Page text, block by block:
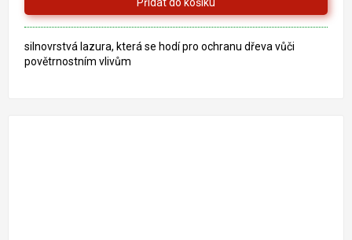
5
hvězdiček.
silnovrstvá lazura, která se hodí pro ochranu dřeva vůči
povětrnostním vlivům